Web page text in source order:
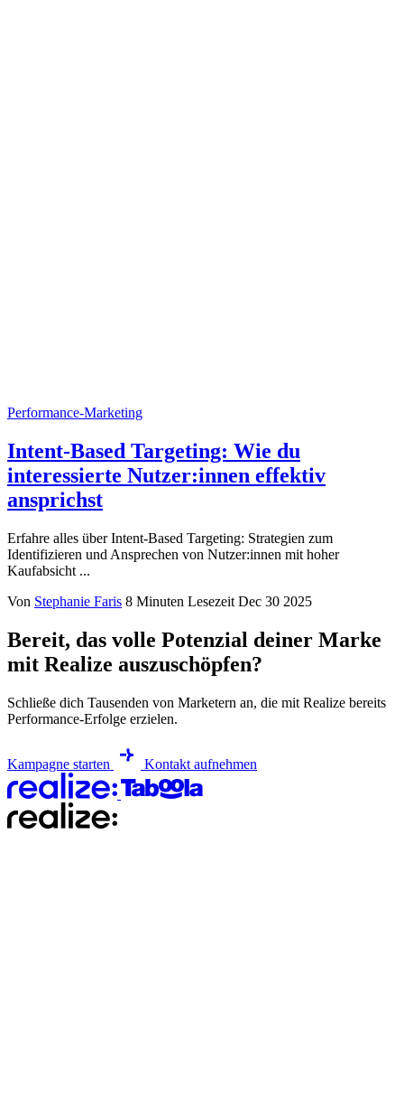
Performance-Marketing
Intent-Based Targeting: Wie du
interessierte Nutzer:innen effektiv
ansprichst
Erfahre alles über Intent-Based Targeting: Strategien zum
Identifizieren und Ansprechen von Nutzer:innen mit hoher
Kaufabsicht ...
Von Stephanie Faris 8 Minuten Lesezeit Dec 30 2025
Bereit, das volle Potenzial deiner Marke
mit Realize auszuschöpfen?
Schließe dich Tausenden von Marketern an, die mit Realize bereits
Performance-Erfolge erzielen.
Kampagne starten Kontakt aufnehmen